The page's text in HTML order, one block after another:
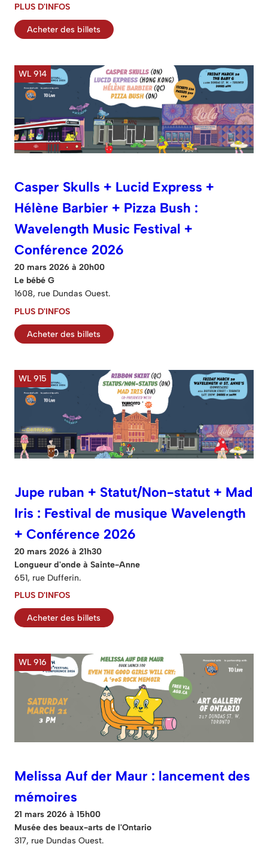
PLUS D'INFOS
Acheter des billets
WL 914
Casper Skulls + Lucid Express +
Hélène Barbier + Pizza Bush :
Wavelength Music Festival +
Conférence 2026
20 mars 2026 à 20h00
Le bébé G
1608, rue Dundas Ouest.
PLUS D'INFOS
Acheter des billets
WL 915
Jupe ruban + Statut/Non-statut + Mad
Iris : Festival de musique Wavelength
+ Conférence 2026
20 mars 2026 à 21h30
Longueur d'onde à Sainte-Anne
651, rue Dufferin.
PLUS D'INFOS
Acheter des billets
WL 916
Melissa Auf der Maur : lancement des
mémoires
21 mars 2026 à 15h00
Musée des beaux-arts de l'Ontario
317, rue Dundas Ouest.